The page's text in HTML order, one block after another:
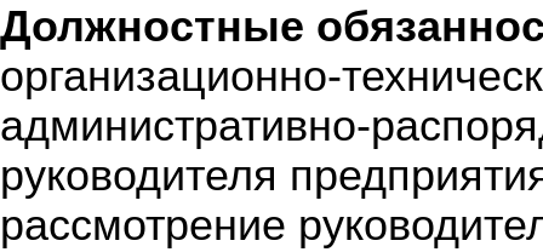
Должностные
организационно-
административно-
руководителя
рассмотрение